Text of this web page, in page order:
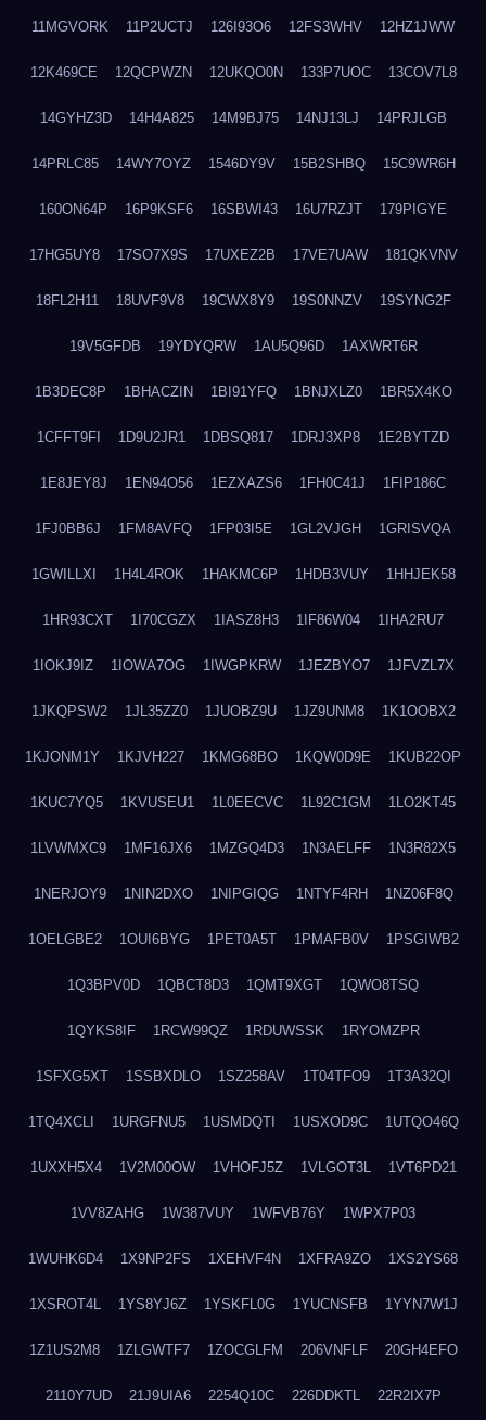
11MGVORK 11P2UCTJ 126I93O6 12FS3WHV 12HZ1JWW
12K469CE 12QCPWZN 12UKQO0N 133P7UOC 13COV7L8
14GYHZ3D 14H4A825 14M9BJ75 14NJ13LJ 14PRJLGB
14PRLC85 14WY7OYZ 1546DY9V 15B2SHBQ 15C9WR6H
160ON64P 16P9KSF6 16SBWI43 16U7RZJT 179PIGYE
17HG5UY8 17SO7X9S 17UXEZ2B 17VE7UAW 181QKVNV
18FL2H11 18UVF9V8 19CWX8Y9 19S0NNZV 19SYNG2F
19V5GFDB 19YDYQRW 1AU5Q96D 1AXWRT6R
1B3DEC8P 1BHACZIN 1BI91YFQ 1BNJXLZ0 1BR5X4KO
1CFFT9FI 1D9U2JR1 1DBSQ817 1DRJ3XP8 1E2BYTZD
1E8JEY8J 1EN94O56 1EZXAZS6 1FH0C41J 1FIP186C
1FJ0BB6J 1FM8AVFQ 1FP03I5E 1GL2VJGH 1GRISVQA
1GWILLXI 1H4L4ROK 1HAKMC6P 1HDB3VUY 1HHJEK58
1HR93CXT 1I70CGZX 1IASZ8H3 1IF86W04 1IHA2RU7
1IOKJ9IZ 1IOWA7OG 1IWGPKRW 1JEZBYO7 1JFVZL7X
1JKQPSW2 1JL35ZZ0 1JUOBZ9U 1JZ9UNM8 1K1OOBX2
1KJONM1Y 1KJVH227 1KMG68BO 1KQW0D9E 1KUB22OP
1KUC7YQ5 1KVUSEU1 1L0EECVC 1L92C1GM 1LO2KT45
1LVWMXC9 1MF16JX6 1MZGQ4D3 1N3AELFF 1N3R82X5
1NERJOY9 1NIN2DXO 1NIPGIQG 1NTYF4RH 1NZ06F8Q
1OELGBE2 1OUI6BYG 1PET0A5T 1PMAFB0V 1PSGIWB2
1Q3BPV0D 1QBCT8D3 1QMT9XGT 1QWO8TSQ
1QYKS8IF 1RCW99QZ 1RDUWSSK 1RYOMZPR
1SFXG5XT 1SSBXDLO 1SZ258AV 1T04TFO9 1T3A32QI
1TQ4XCLI 1URGFNU5 1USMDQTI 1USXOD9C 1UTQO46Q
1UXXH5X4 1V2M00OW 1VHOFJ5Z 1VLGOT3L 1VT6PD21
1VV8ZAHG 1W387VUY 1WFVB76Y 1WPX7P03
1WUHK6D4 1X9NP2FS 1XEHVF4N 1XFRA9ZO 1XS2YS68
1XSROT4L 1YS8YJ6Z 1YSKFL0G 1YUCNSFB 1YYN7W1J
1Z1US2M8 1ZLGWTF7 1ZOCGLFM 206VNFLF 20GH4EFO
2110Y7UD 21J9UIA6 2254Q10C 226DDKTL 22R2IX7P